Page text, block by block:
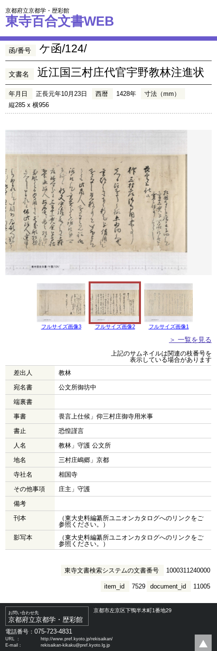
京都府立京都学・歴彩館
東寺百合文書WEB
函/番号 ケ函/124/
文書名 近江国三村庄代官宇野教林注進状
年月日 正長元年10月23日 西暦 1428年
寸法（mm）
縦285 x 横956
フルサイズ画像3 フルサイズ画像2 フルサイズ画像1
＞ 一覧を見る
上記のサムネイルは関連の枝番号を
表示している場合があります
差出人
教林
宛名書
公文所御坊中
端裏書
事書
畏言上仕候」仰三村庄御寺用米事
書止
恐惶謹言
人名
教林」守護 公文所
地名
三村庄嶋郷」京都
寺社名
相国寺
その他事項
庄主」守護
備考
刊本
（東大史料編纂所ユニオンカタログへのリンクをご
参照ください。）
影写本
（東大史料編纂所ユニオンカタログへのリンクをご
参照ください。）
東寺文書検索システムの文書番号 1000311240000
document_id 11005
item_id 7529
お問い合わせ先
京都府立京都学・歴彩館
京都市左京区下鴨半木町1番地29
電話番号：075-723-4831
URL ：
http://www.pref.kyoto.jp/rekisaikan/
E-mail：
rekisaikan-kikaku@pref.kyoto.lg.jp